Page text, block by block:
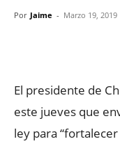
Por Jaime - Marzo 19, 2019
El presidente de
este jueves que
ley para